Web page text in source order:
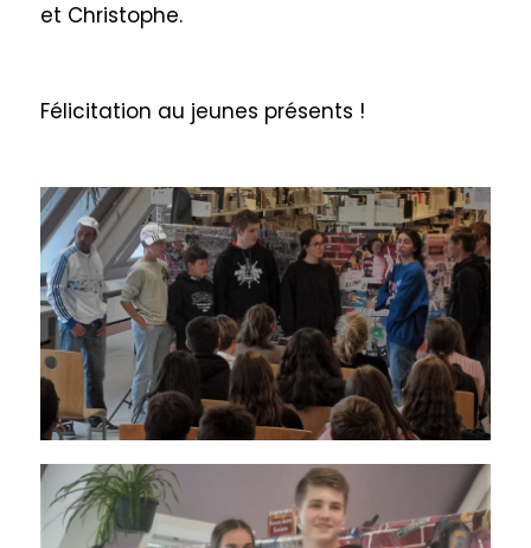
et Christophe.
Félicitation au jeunes présents !